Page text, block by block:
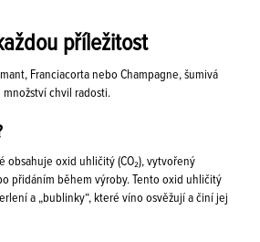
příležitost
Franciacorta nebo Champagne, šumivá
chvil radosti.
obsahuje oxid uhličitý (CO₂), vytvořený
přidáním během výroby. Tento oxid uhličitý
a „bublinky“, které víno osvěžují a činí jej